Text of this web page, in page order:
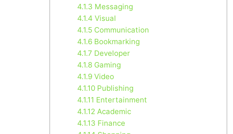
4.1.3 Messaging
4.1.4 Visual
4.1.5Communication
4.1.6Bookmarking
4.1.7 Developer
4.1.8Gaming
4.1.9Video
4.1.10Publishing
4.1.11 Entertainment
4.1.12 Academic
4.1.13 Finance